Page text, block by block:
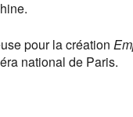
pour la création
national de Paris.